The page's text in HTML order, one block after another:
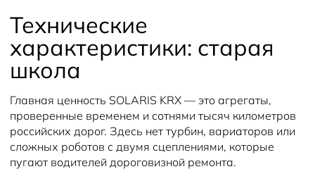
Технические
характеристики: старая
школа
Главная ценность SOLARIS KRX — это агрегаты,
проверенные временем и сотнями тысяч километров
российских дорог. Здесь нет турбин, вариаторов или
сложных роботов с двумя сцеплениями, которые
пугают водителей дороговизной ремонта.